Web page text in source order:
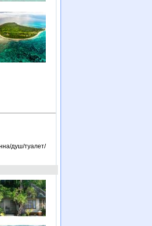
душ/туалет/